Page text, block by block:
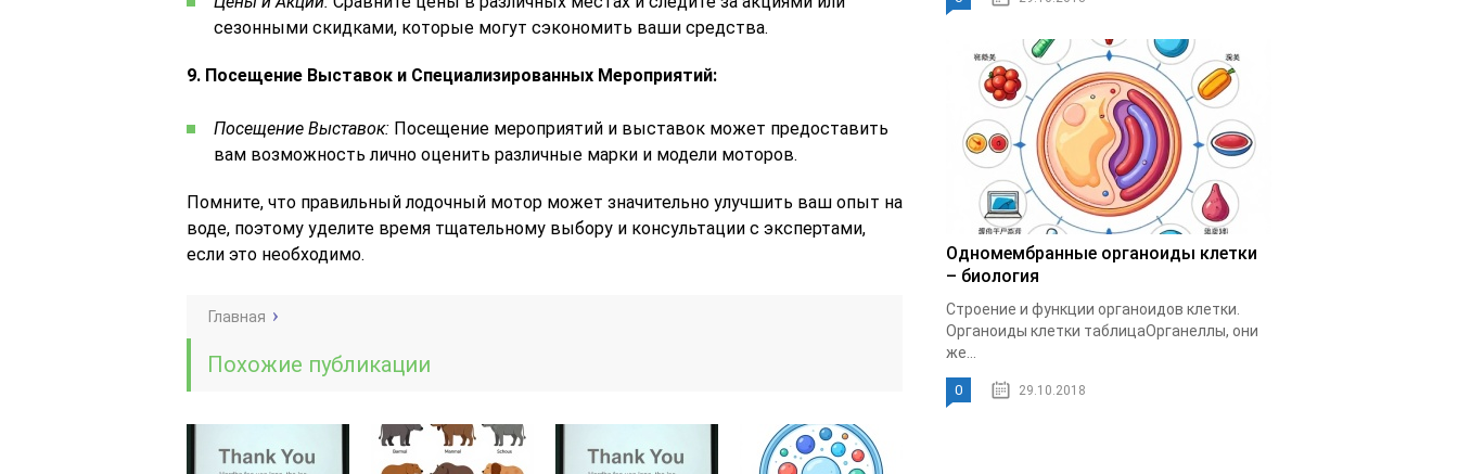
сезонными скидками, которые могут сэкономить ваши средства.
9. Посещение Выставок и Специализированных Мероприятий:
Посещение Выставок: Посещение мероприятий и выставок может предоставить
вам возможность лично оценить различные марки и модели моторов.
Помните, что правильный лодочный мотор может значительно улучшить ваш опыт на
воде, поэтому уделите время тщательному выбору и консультации с экспертами,
если это необходимо.
Главная
Похожие публикации
Одномембранные органоиды клетки
– биология
Строение и функции органоидов клетки.
Органоиды клетки таблицаОрганеллы, они
же...
0 29.10.2018